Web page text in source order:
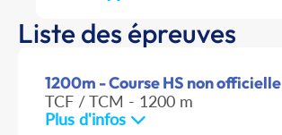
Liste des épreuves
1200m - Course HS non officielle
TCF / TCM - 1200 m
Plus d'infos